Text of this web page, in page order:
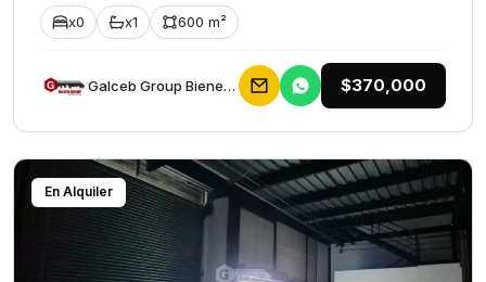
x0 x1 600 m²
Galceb Group Bienes Raices $370,000
En Alquiler